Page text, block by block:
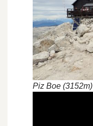
Piz Boe (3152m)